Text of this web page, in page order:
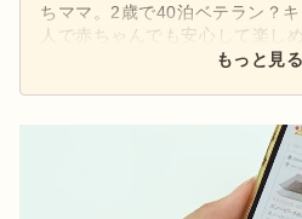
ちママ。2歳で40泊ベテラン？
人で赤ちゃんでも安心して楽し
もっと見る